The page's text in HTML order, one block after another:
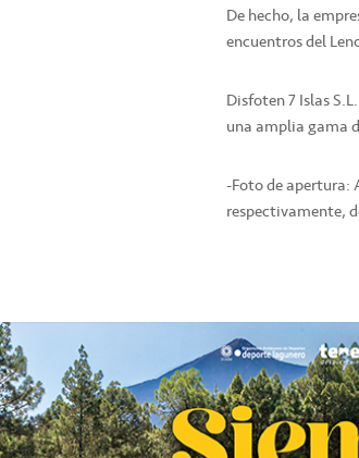
De hecho, la
encuentros del
Disfoten 7 Islas
una amplia gama
-Foto de apertura:
respectivamente,